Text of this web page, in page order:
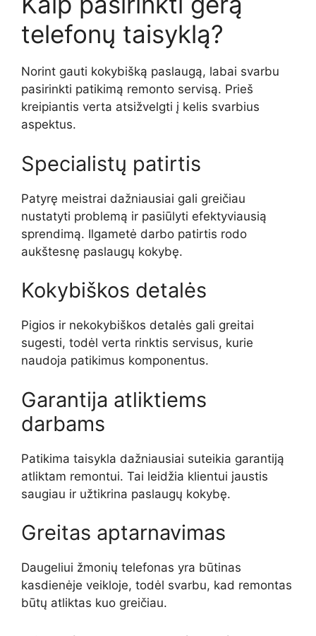
telefonų taisyklą?
Norint gauti kokybišką paslaugą, labai svarbu
pasirinkti patikimą remonto servisą. Prieš
kreipiantis verta atsižvelgti į kelis svarbius
aspektus.
Specialistų patirtis
Patyrę meistrai dažniausiai gali greičiau
nustatyti problemą ir pasiūlyti efektyviausią
sprendimą. Ilgametė darbo patirtis rodo
aukštesnę paslaugų kokybę.
Kokybiškos detalės
Pigios ir nekokybiškos detalės gali greitai
sugesti, todėl verta rinktis servisus, kurie
naudoja patikimus komponentus.
Garantija atliktiems
darbams
Patikima taisykla dažniausiai suteikia garantiją
atliktam remontui. Tai leidžia klientui jaustis
saugiau ir užtikrina paslaugų kokybę.
Greitas aptarnavimas
Daugeliui žmonių telefonas yra būtinas
kasdienėje veikloje, todėl svarbu, kad remontas
būtų atliktas kuo greičiau.